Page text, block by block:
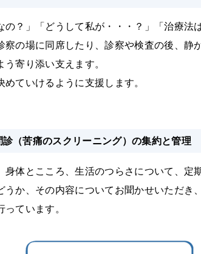
？」「どうして私が・・・？」「治療法
の場に同席したり、診察や検査の後、静
寄り添い支えます。
ていけるように支援します。
（苦痛のスクリーニング）の集約と管理
体とこころ、生活のつらさについて、
か、その内容についてお聞かせいただ
ています。